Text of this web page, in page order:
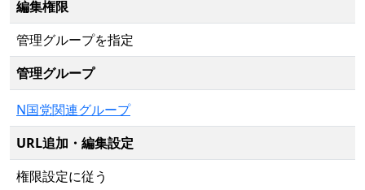
編集権限
管理グループを指定
管理グループ
N国党関連グループ
URL追加・編集設定
権限設定に従う